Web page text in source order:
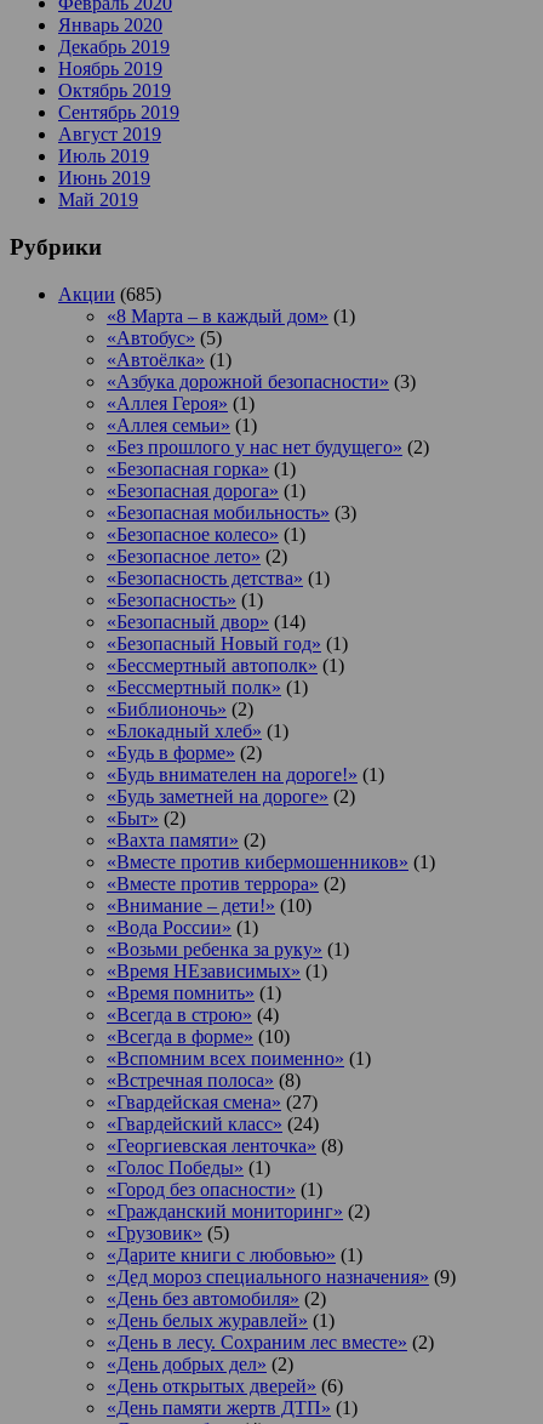
Январь 2020
Декабрь 2019
Ноябрь 2019
Октябрь 2019
Сентябрь 2019
Август 2019
Июль 2019
Июнь 2019
Май 2019
Рубрики
Акции (685)
«8 Марта – в каждый дом» (1)
«Автобус» (5)
«Автоёлка» (1)
«Азбука дорожной безопасности» (3)
«Аллея Героя» (1)
«Аллея семьи» (1)
«Без прошлого у нас нет будущего» (2)
«Безопасная горка» (1)
«Безопасная дорога» (1)
«Безопасная мобильность» (3)
«Безопасное колесо» (1)
«Безопасное лето» (2)
«Безопасность детства» (1)
«Безопасность» (1)
«Безопасный двор» (14)
«Безопасный Новый год» (1)
«Бессмертный автополк» (1)
«Бессмертный полк» (1)
«Библионочь» (2)
«Блокадный хлеб» (1)
«Будь в форме» (2)
«Будь внимателен на дороге!» (1)
«Будь заметней на дороге» (2)
«Быт» (2)
«Вахта памяти» (2)
«Вместе против кибермошенников» (1)
«Вместе против террора» (2)
«Внимание – дети!» (10)
«Вода России» (1)
«Возьми ребенка за руку» (1)
«Время НЕзависимых» (1)
«Время помнить» (1)
«Всегда в строю» (4)
«Всегда в форме» (10)
«Вспомним всех поименно» (1)
«Встречная полоса» (8)
«Гвардейская смена» (27)
«Гвардейский класс» (24)
«Георгиевская ленточка» (8)
«Голос Победы» (1)
«Город без опасности» (1)
«Гражданский мониторинг» (2)
«Грузовик» (5)
«Дарите книги с любовью» (1)
«Дед мороз специального назначения» (9)
«День без автомобиля» (2)
«День белых журавлей» (1)
«День в лесу. Сохраним лес вместе» (2)
«День добрых дел» (2)
«День открытых дверей» (6)
«День памяти жертв ДТП» (1)